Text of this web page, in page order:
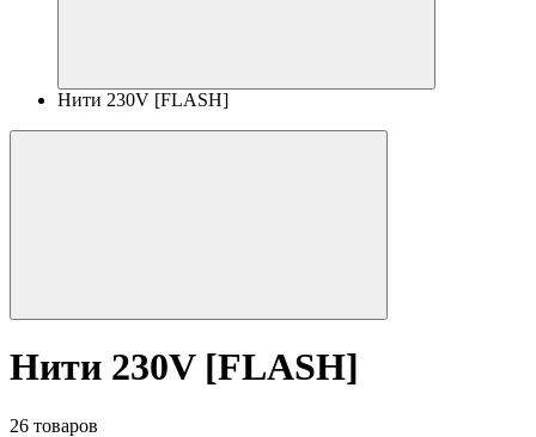
Нити 230V [FLASH]
Нити 230V [FLASH]
26 товаров